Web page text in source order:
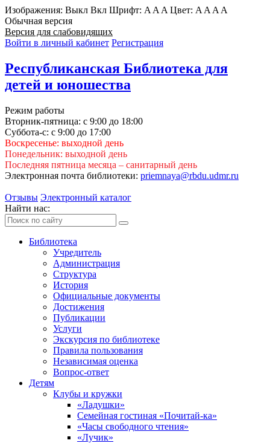
Изображения: Выкл Вкл Шрифт: A A A Цвет: A A A A
Обычная версия
Версия для слабовидящих
Войти в личный кабинет Регистрация
Республиканская Библиотека для
детей и юношества
Режим работы
Вторник-пятница: с 9:00 до 18:00
Суббота-с: с 9:00 до 17:00
Воскресенье: выходной день
Понедельник: выходной день
Последняя пятница месяца – санитарный день
Электронная почта библиотеки: priemnaya@rbdu.udmr.ru
Отзывы Электронный каталог
Найти нас:
Библиотека
Учредитель
Администрация
Структура
История
Официальные документы
Достижения
Публикации
Услуги
Экскурсия по библиотеке
Правила пользования
Независимая оценка
Вопрос-ответ
Детям
Клубы и кружки
«Ладушки»
Семейная гостиная «Почитай-ка»
«Часы свободного чтения»
«Лучик»